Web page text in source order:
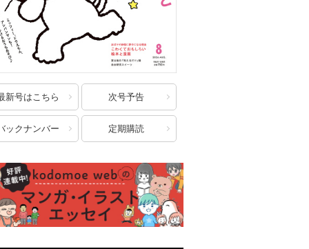
新号はこちら 次号予告
ックナンバー 定期購読